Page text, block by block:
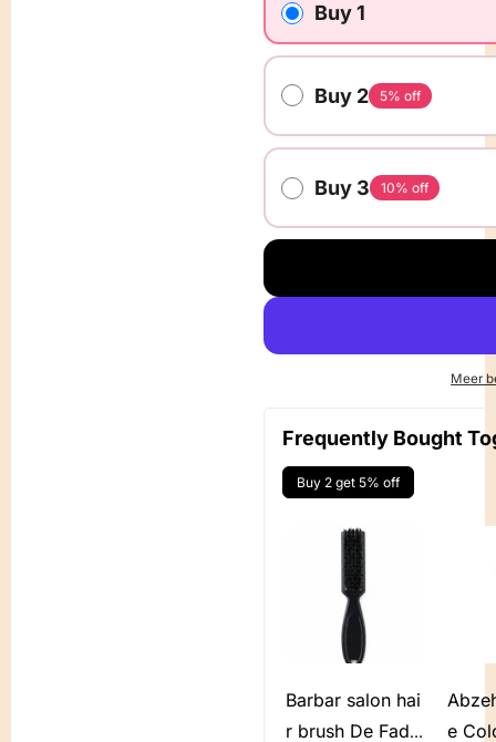
Buy 1
Buy 2 5% off
Buy 3 10% off
Meer
Frequently Bought
Buy 2 get 5% off
Barbar salon hai
r brush De Fade
e